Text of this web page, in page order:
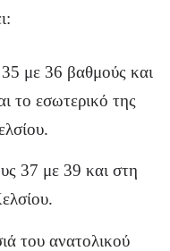
με 36 βαθμούς και
το εσωτερικό της
37 με 39 και στη
του ανατολικού